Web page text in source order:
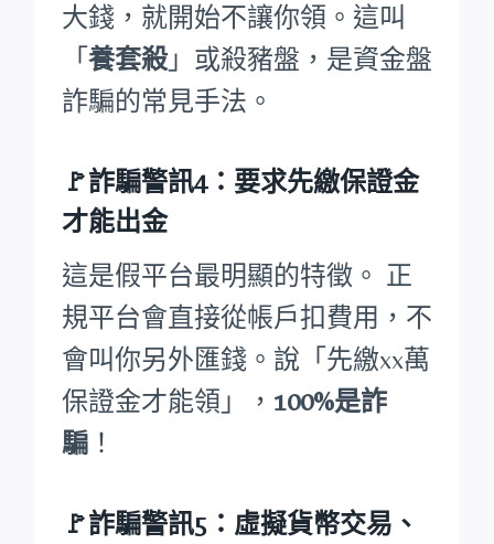
大錢，就開始不讓你領。這叫
「 養套殺」或殺豬盤，是資金盤
詐騙的常見手法。
🚩詐騙警訊4：要求先繳保證金
才能出金
這是假平台最明顯的特徵。 正
規平台會直接從帳戶扣費用，不
會叫你另外匯錢。說「先繳xx萬
保證金才能領」， 100%是詐
騙 ！
🚩詐騙警訊5：虛擬貨幣交易、